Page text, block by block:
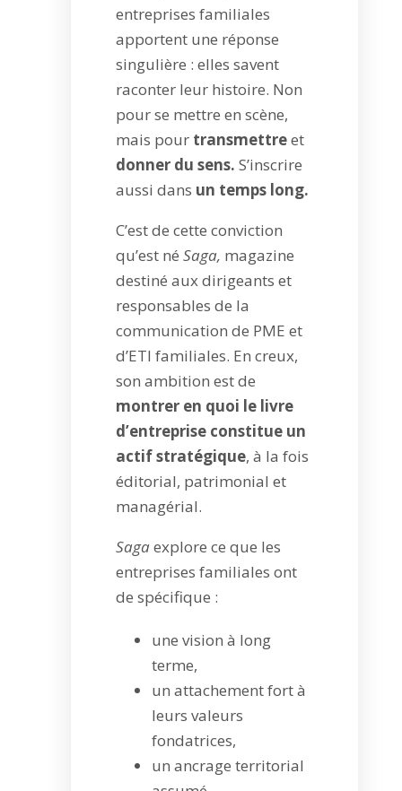
entreprises familiales
apportent une réponse
singulière : elles savent
raconter leur histoire. Non
pour se mettre en scène,
mais pour transmettreet
donner du sens. S’inscrire
aussi dans un temps long.
C’est de cette conviction
qu’est né Saga, magazine
destiné aux dirigeants et
responsables de la
communication de PME et
d’ETI familiales. En creux,
son ambition est de
montrer en quoi le livre
d’entreprise constitue un
actif stratégique, à la fois
éditorial, patrimonial et
managérial.
Sagaexplore ce que les
entreprises familiales ont
de spécifique :
une vision à long
terme,
un attachement fort à
leurs valeurs
fondatrices,
un ancrage territorial